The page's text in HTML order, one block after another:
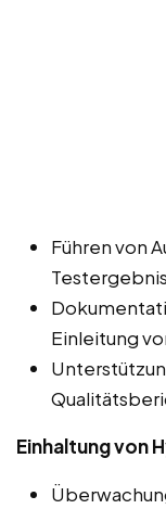
Führen von
Einleitung
Einhaltung von